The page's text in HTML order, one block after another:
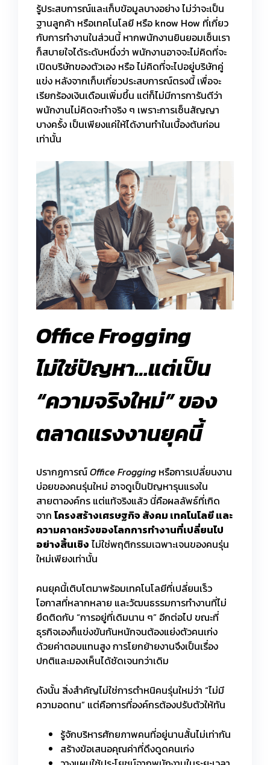
รู้ประสบการณ์และเก็บข้อมูลบางอย่าง ไม่ว่าจะเป็น
ฐานลูกค้า หรือเทคโนโลยี หรือ know How ที่เกี่ยว
กับการทำงานในส่วนนี้ หากพนักงานยินยอมเซ็นเรา
ก็สบายใจได้ระดับหนึ่งว่า พนักงานอาจจะไม่คิดที่จะ
เปิดบริษัทของตัวเอง หรือ ไม่คิดที่จะไปอยู่บริษัทคู่
แข่ง หลังจากเก็บเกี่ยวประสบการณ์ตรงนี้ เพื่อจะ
เรียกร้องเงินเดือนเพิ่มขึ้น แต่ก็ไม่มีการการันตีว่า
พนักงานไม่คิดจะทำจริง ๆ เพราะการเซ็นสัญญา
บางครั้ง เป็นเพียงแค่ให้ได้งานทำในเบื้องต้นก่อน
เท่านั้น
Office Frogging
ไม่ใช่ปัญหา…แต่เป็น
“ความจริงใหม่” ของ
ตลาดแรงงานยุคนี้
ปรากฏการณ์Office Frogging หรือการเปลี่ยนงาน
บ่อยของคนรุ่นใหม่ อาจดูเป็นปัญหารุนแรงใน
สายตาองค์กร แต่แท้จริงแล้ว นี่คือผลลัพธ์ที่เกิด
จาก โครงสร้างเศรษฐกิจ สังคม เทคโนโลยี และ
ความคาดหวังของโลกการทำงานที่เปลี่ยนไป
อย่างสิ้นเชิง ไม่ใช่พฤติกรรมเฉพาะเจนของคนรุ่น
ใหม่เพียงเท่านั้น
คนยุคนี้เติบโตมาพร้อมเทคโนโลยีที่เปลี่ยนเร็ว
โอกาสที่หลากหลาย และวัฒนธรรมการทำงานที่ไม่
ยึดติดกับ “การอยู่ที่เดิมนาน ๆ” อีกต่อไป ขณะที่
ธุรกิจเองก็แข่งขันกันหนักจนต้องแย่งตัวคนเก่ง
ด้วยค่าตอบแทนสูง การโยกย้ายงานจึงเป็นเรื่อง
ปกติและมองเห็นได้ชัดเจนกว่าเดิม
ดังนั้น สิ่งสำคัญไม่ใช่การตำหนิคนรุ่นใหม่ว่า “ไม่มี
ความอดทน” แต่คือการที่องค์กรต้องปรับตัวให้ทัน
รู้จักบริหารศักยภาพคนที่อยู่นานสั้นไม่เท่ากัน
สร้างข้อเสนอคุณค่าที่ดึงดูดคนเก่ง